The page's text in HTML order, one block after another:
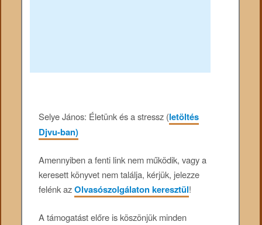
Selye János: Életünk és a stressz (letöltés
Djvu-ban)
Amennyiben a fenti link nem működik, vagy a
keresett könyvet nem találja, kérjük, jelezze
felénk azOlvasószolgálaton keresztül!
A támogatást előre is köszönjük minden